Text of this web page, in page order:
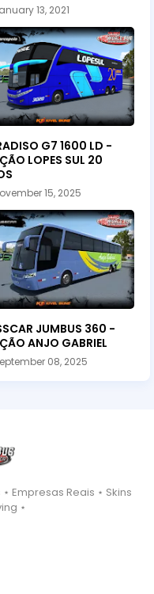
13, 2021
G7 1600 LD -
LOPES SUL 20
15, 2025
JUMBUS 360 -
ANJO GABRIEL
08, 2025
Empresas Reais ⋆ Skins
⋆